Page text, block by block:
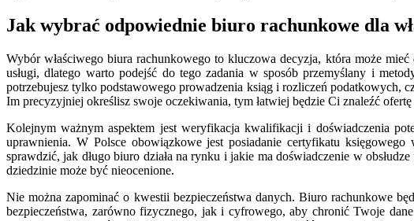
Jak wybrać odpowiednie biuro rachunkowe dla
Wybór właściwego biura rachunkowego to kluczowa decyzja, która może
usługi, dlatego warto podejść do tego zadania w sposób przemyślany i
potrzebujesz tylko podstawowego prowadzenia ksiąg i rozliczeń podatkowych,
Im precyzyjniej określisz swoje oczekiwania, tym łatwiej będzie Ci znaleźć
Kolejnym ważnym aspektem jest weryfikacja kwalifikacji i doświadczenia
uprawnienia. W Polsce obowiązkowe jest posiadanie certyfikatu
sprawdzić, jak długo biuro działa na rynku i jakie ma doświadczenie w
dziedzinie może być nieocenione.
Nie można zapominać o kwestii bezpieczeństwa danych. Biuro rachunkowe
bezpieczeństwa, zarówno fizycznego, jak i cyfrowego, aby chronić Twoje